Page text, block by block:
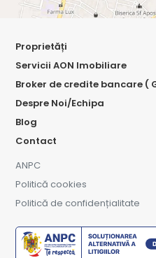
Proprietăți
Servicii AON Imobiliare
Broker de credite bancare (
Despre Noi/Echipa
Blog
Contact
ANPC
Politică cookies
Politică de confidențialitate